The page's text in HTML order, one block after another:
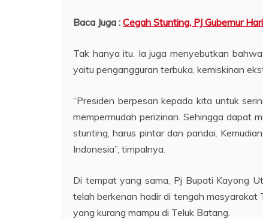
Baca Juga : Cegah Stunting, PJ Gubernur
Tak hanya itu. Ia juga menyebutkan
yaitu pengangguran terbuka, kemiskinan
“Presiden berpesan kepada kita untuk
mempermudah perizinan. Sehingga dapat
stunting, harus pintar dan pandai.
Indonesia”, timpalnya.
Di tempat yang sama, Pj Bupati Kayong
telah berkenan hadir di tengah masyarakat
yang kurang mampu di Teluk Batang.